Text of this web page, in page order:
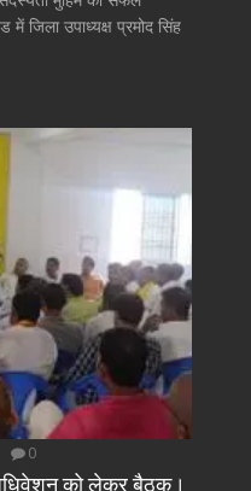
उपाध्यक्ष प्रमोद सिंह
0
को लेकर बैठक।